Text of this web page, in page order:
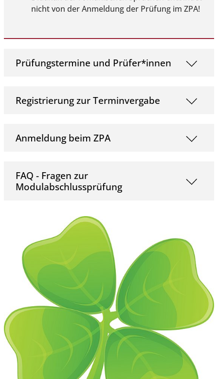
nicht von der Anmeldung der Prüfung im ZPA!
Prüfungstermine und Prüfer*innen
Registrierung zur Terminvergabe
Anmeldung beim ZPA
FAQ - Fragen zur
Modulabschlussprüfung